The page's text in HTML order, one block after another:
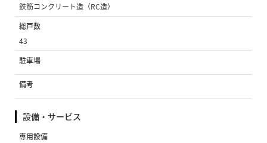
鉄筋コンクリート造（RC造）
総戸数
43
駐車場
備考
設備・サービス
専用設備